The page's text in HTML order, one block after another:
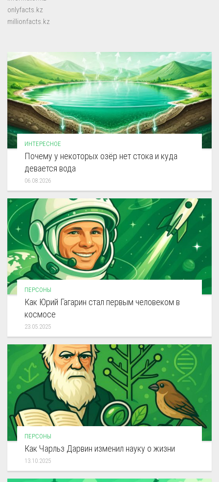
onlyfacts.kz
millionfacts.kz
ИНТЕРЕСНОЕ
Почему у некоторых озёр нет стока и куда
девается вода
06.08.2026
ПЕРСОНЫ
Как Юрий Гагарин стал первым человеком в
космосе
23.05.2025
ПЕРСОНЫ
Как Чарльз Дарвин изменил науку о жизни
13.10.2025